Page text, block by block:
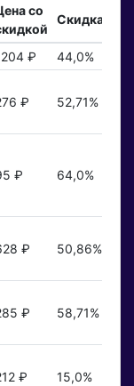
со
Скидка
₽ 44,0%
₽ 52,71%
₽ 64,0%
₽ 50,86%
₽ 58,71%
₽ 15,0%